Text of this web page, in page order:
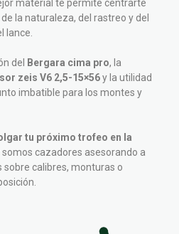
material te permite centrarte
la naturaleza, del rastreo y del
lance.
del Bergara cima pro, la
zeis V6 2,5-15×56y la utilidad
imbatible para los montes y
tu próximo trofeo en la
somos cazadores asesorando a
sobre calibres, monturas o